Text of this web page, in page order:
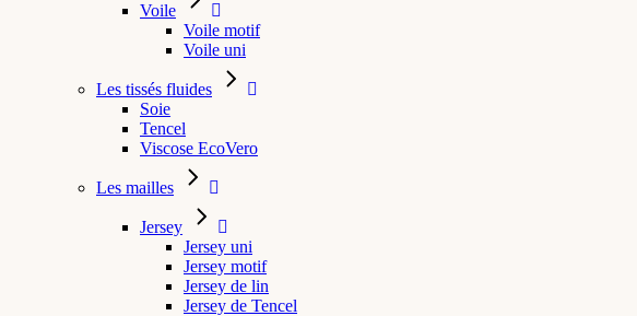
Voile
Voile motif
Voile uni
Les tissés fluides
Soie
Tencel
Viscose EcoVero
Les mailles
Jersey
Jersey uni
Jersey motif
Jersey de lin
Jersey de Tencel